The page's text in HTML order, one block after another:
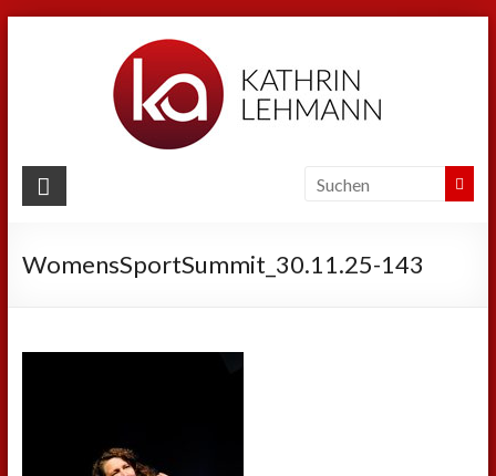
Kathrin
Sport
WomensSportSummit_30.11.25-143